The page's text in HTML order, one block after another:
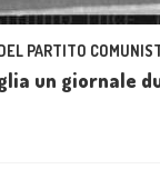
PARTITO
un giornale